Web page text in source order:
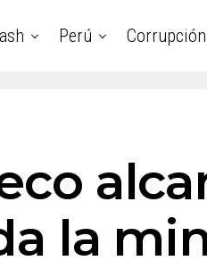
Perú Corrupción
la